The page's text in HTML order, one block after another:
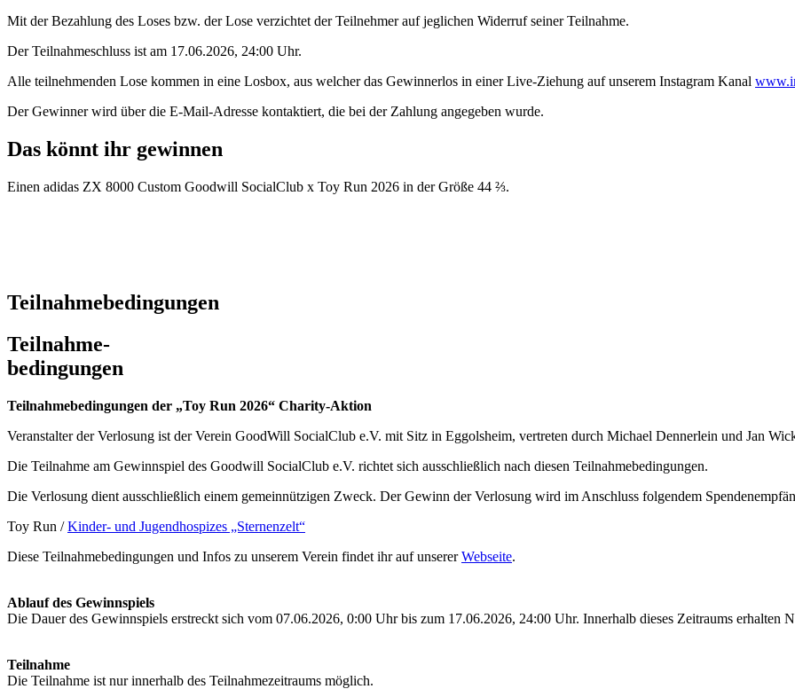
Mit der Bezahlung des Loses bzw. der Lose verzichtet der Teilnehmer auf jeglichen Widerruf seiner Teilnahme.
Der Teilnahmeschluss ist am 17.06.2026, 24:00 Uhr.
Alle teilnehmenden Lose kommen in eine Losbox, aus welcher das Gewinnerlos in einer Live-Ziehung auf unserem Instagram Kanal
Der Gewinner wird über die E-Mail-Adresse kontaktiert, die bei der Zahlung angegeben wurde.
Das könnt ihr gewinnen
Einen adidas ZX 8000 Custom Goodwill SocialClub x Toy Run 2026 in der Größe 44 ⅔.
Teilnahmebedingungen
Teilnahme-
bedingungen
Teilnahmebedingungen der „Toy Run 2026“ Charity-Aktion
Veranstalter der Verlosung ist der Verein GoodWill SocialClub e.V. mit Sitz in Eggolsheim, vertreten durch Michael Dennerlein und Jan
Die Teilnahme am Gewinnspiel des Goodwill SocialClub e.V. richtet sich ausschließlich nach diesen Teilnahmebedingungen.
Die Verlosung dient ausschließlich einem gemeinnützigen Zweck. Der Gewinn der Verlosung wird im Anschluss folgendem
Toy Run /Kinder- und Jugendhospizes „Sternenzelt“
Diese Teilnahmebedingungen und Infos zu unserem Verein findet ihr auf unsererWebseite.
Ablauf des Gewinnspiels
Die Dauer des Gewinnspiels erstreckt sich vom 07.06.2026, 0:00 Uhr bis zum 17.06.2026, 24:00 Uhr. Innerhalb dieses Zeitraums erhalten
Teilnahme
Die Teilnahme ist nur innerhalb des Teilnahmezeitraums möglich.